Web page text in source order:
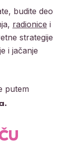
budite deo
radionice i
strategije
i jačanje
putem